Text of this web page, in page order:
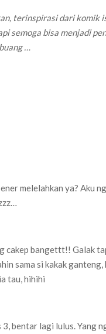
terinspirasi dari komik
semoga bisa menjadi
…
melelahkan ya? Aku
cakep bangettt!! Galak
sama si kakak
tau, hihihi
bentar lagi lulus. Yang